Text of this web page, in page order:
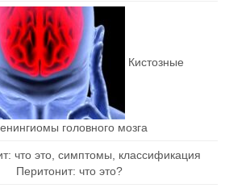
Кистозные
головного мозга
Перитонит: что это?